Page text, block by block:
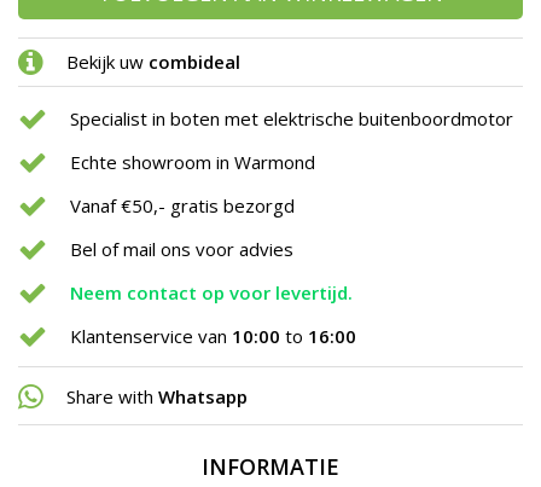
Bekijk uw combideal
Specialist in boten met elektrische buitenboordmotor
Echte showroom in Warmond
Vanaf €50,- gratis bezorgd
Bel of mail ons voor advies
Neem contact op voor levertijd.
Klantenservice van 10:00 to 16:00
Share with Whatsapp
INFORMATIE